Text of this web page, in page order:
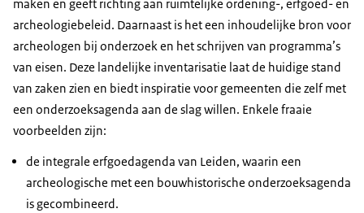
maken en geeft richting aan ruimtelijke ordening-, erfgoed- en
archeologiebeleid. Daarnaast is het een inhoudelijke bron voor
archeologen bij onderzoek en het schrijven van programma’s
van eisen. Deze landelijke inventarisatie laat de huidige stand
van zaken zien en biedt inspiratie voor gemeenten die zelf met
een onderzoeksagenda aan de slag willen. Enkele fraaie
voorbeelden zijn:
de integrale erfgoedagenda van Leiden, waarin een
archeologische met een bouwhistorische onderzoeksagenda
is gecombineerd.